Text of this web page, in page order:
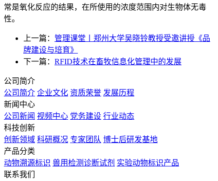
常是氧化反应的结果，在所使用的浓度范围内对生物体无毒
性。
上一篇： 管理课堂丨郑州大学吴晓铃教授受邀讲授《品
牌建设与培育》
下一篇： RFID技术在畜牧信息化管理中的发展
公司简介
公司简介 企业文化 资质荣誉 发展历程
新闻中心
公司新闻 视频中心 党务建设 行业动态
科技创新
创新领域 科研概况 专家团队 博士后研发基地
产品分类
动物溯源标识 兽用检测诊断试剂 实验动物标识产品
联系我们